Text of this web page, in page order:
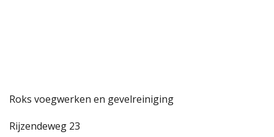
Roks voegwerken en gevelreiniging
Rijzendeweg 23